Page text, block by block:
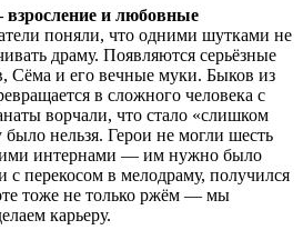
и любовные
поняли, что одними шутками не
драму. Появляются серьёзные
Сёма и его вечные муки. Быков из
в сложного человека с
ворчали, что стало «слишком
нельзя. Герои не могли шесть
интернами — им нужно было
с перекосом в мелодраму, получился
тоже не только ржём — мы
карьеру.